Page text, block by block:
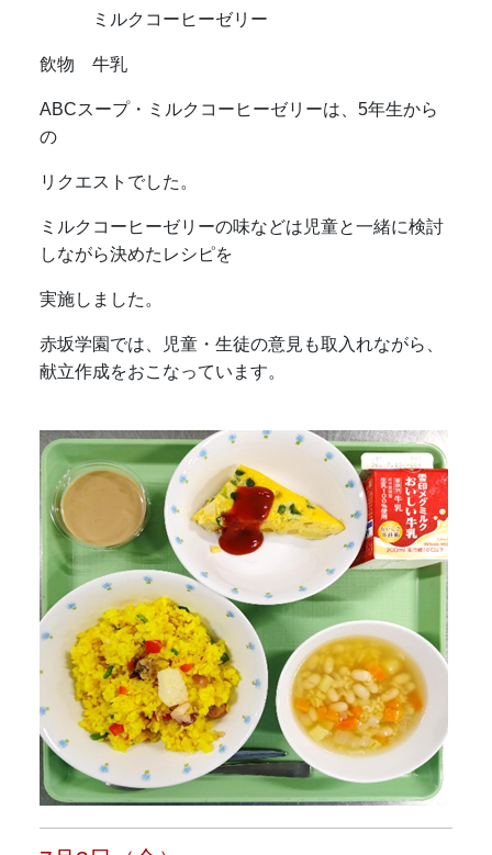
ミルクコーヒーゼリー
飲物 牛乳
ABCスープ・ミルクコーヒーゼリーは、5年生から
の
リクエストでした。
ミルクコーヒーゼリーの味などは児童と一緒に検討
しながら決めたレシピを
実施しました。
赤坂学園では、児童・生徒の意見も取入れながら、
献立作成をおこなっています。